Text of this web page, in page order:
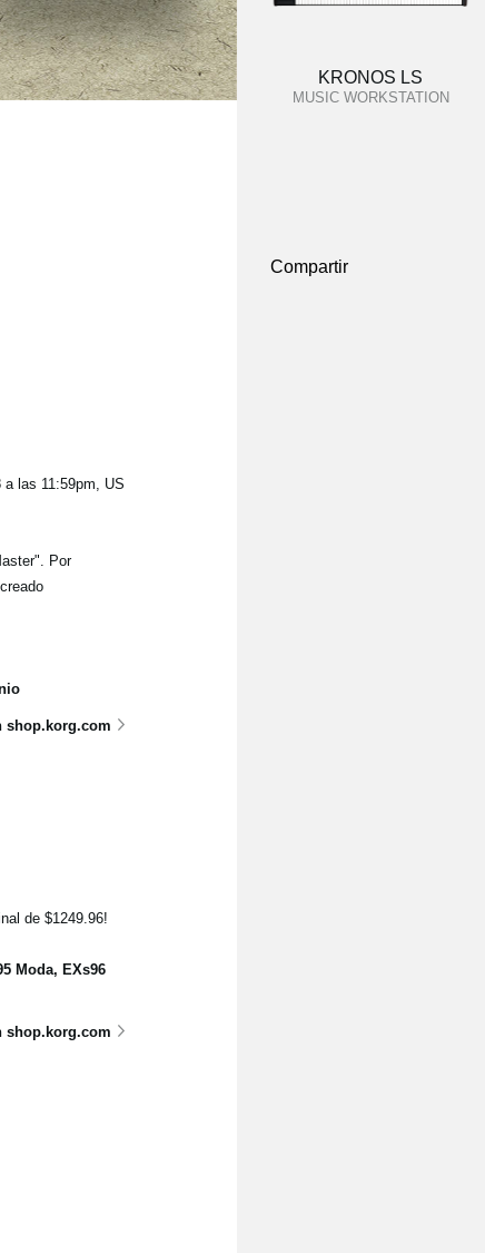
las 11:59pm, US
Por
shop.korg.com
de $1249.96!
Moda, EXs96
shop.korg.com
KRONOS LS
MUSIC WORKSTATION
Compartir